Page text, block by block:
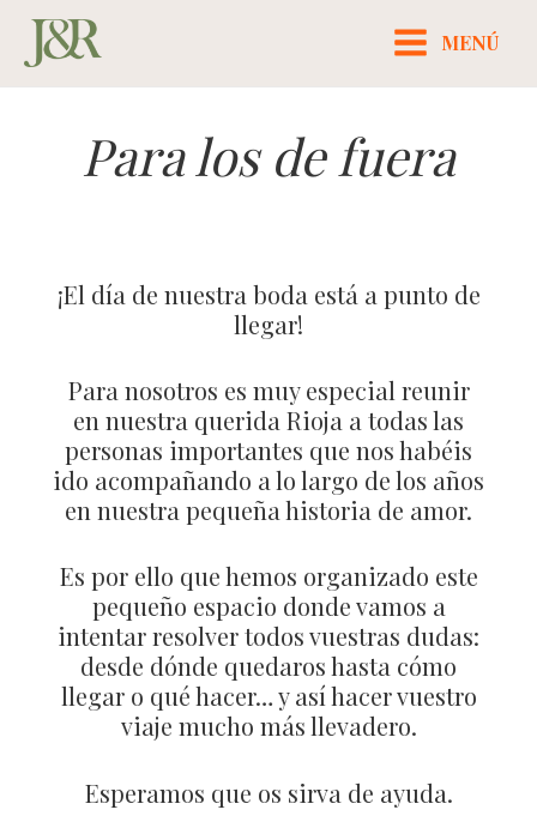
Skip
content
MAIN
MENÚ
Para los de fuera
¡El día de nuestra boda está a punto de
llegar!
Para nosotros es muy especial reunir
en nuestra querida Rioja a todas las
personas importantes que nos habéis
ido acompañando a lo largo de los años
en nuestra pequeña historia de amor.
Es por ello que hemos organizado este
pequeño espacio donde vamos a
intentar resolver todos vuestras dudas:
desde dónde quedaros hasta cómo
llegar o qué hacer… y así hacer vuestro
viaje mucho más llevadero.
Esperamos que os sirva de ayuda.